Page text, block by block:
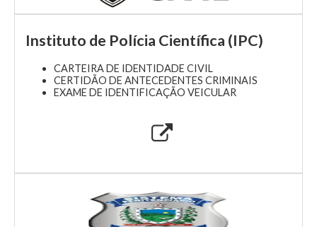
Instituto de Polícia Científica (IPC)
CARTEIRA DE IDENTIDADE CIVIL
CERTIDÃO DE ANTECEDENTES CRIMINAIS
EXAME DE IDENTIFICAÇÃO VEICULAR